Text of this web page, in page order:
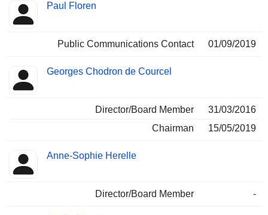
Paul Floren
Public Communications Contact 01/09/2019
Georges Chodron de Courcel
Director/Board Member
31/03/2016
Chairman
15/05/2019
Anne-Sophie Herelle
Director/Board Member -